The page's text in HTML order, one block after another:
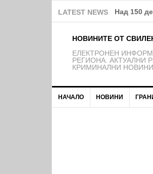
LATEST NEWS Обява за
НОВИНИТЕ ОТ
EЛЕКТРОНЕН
РЕГИОНА. АКТУАЛНИ
КРИМИНАЛНИ НОВИНИ.
НАЧАЛО НОВИНИ